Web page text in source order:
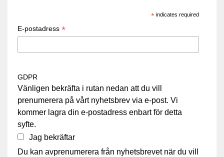
*indicates required
E-postadress *
GDPR
Vänligen bekräfta i rutan nedan att du vill
prenumerera på vårt nyhetsbrev via e-post. Vi
kommer lagra din e-postadress enbart för detta
syfte.
Jag bekräftar
Du kan avprenumerera från nyhetsbrevet när du vill